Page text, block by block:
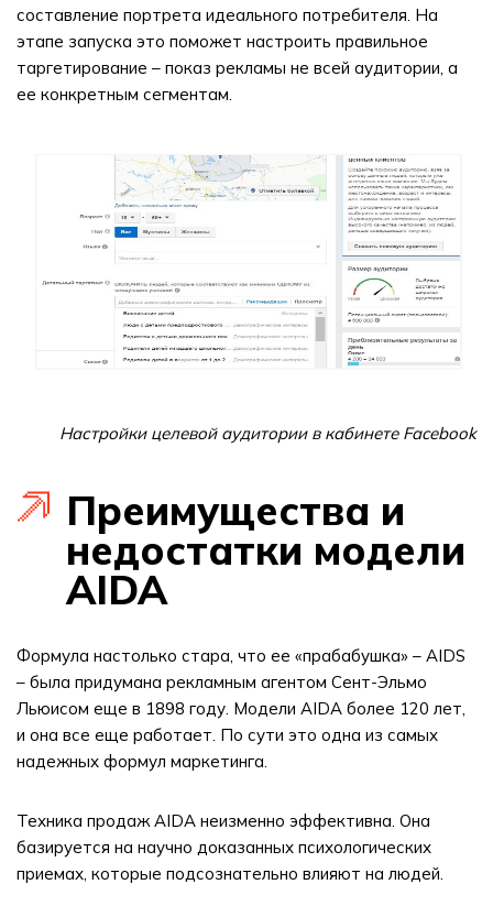
составление портрета идеального потребителя. На
этапе запуска это поможет настроить правильное
таргетирование – показ рекламы не всей аудитории, а
ее конкретным сегментам.
Настройки целевой аудитории в кабинете Facebook
Преимущества и
недостатки модели
AIDA
Формула настолько стара, что ее «прабабушка» – AIDS
– была придумана рекламным агентом Сент-Эльмо
Льюисом еще в 1898 году. Модели AIDA более 120 лет,
и она все еще работает. По сути это одна из самых
надежных формул маркетинга.
Техника продаж AIDA неизменно эффективна. Она
базируется на научно доказанных психологических
приемах, которые подсознательно влияют на людей.